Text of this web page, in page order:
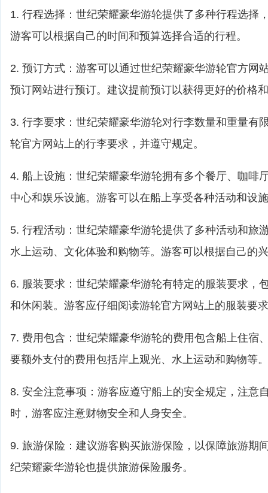
1. 行程选择：世纪荣耀豪华游轮提供了多种行程选择
游客可以根据自己的时间和预算选择合适的行程。
2. 预订方式：游客可以通过世纪荣耀豪华游轮官方网
预订网站进行预订。建议提前预订以获得更好的价格
3. 行李要求：世纪荣耀豪华游轮对行李数量和重量有
轮官方网站上的行李要求，并遵守规定。
4. 船上设施：世纪荣耀豪华游轮拥有多个餐厅、咖啡
中心和娱乐设施。游客可以在船上享受各种活动和设
5. 行程活动：世纪荣耀豪华游轮提供了多种活动和旅
水上运动、文化体验和购物等。游客可以根据自己的
6. 服装要求：世纪荣耀豪华游轮有特定的服装要求，
和休闲装。游客应仔细阅读游轮官方网站上的服装要
7. 费用包含：世纪荣耀豪华游轮的费用包含船上住宿
要额外支付的费用包括岸上观光、水上运动和购物等。
8. 安全注意事项：游客应遵守船上的安全规定，注意
时，游客应注意财物安全和人身安全。
9. 旅游保险：建议游客购买旅游保险，以保障旅游期
纪荣耀豪华游轮也提供旅游保险服务。